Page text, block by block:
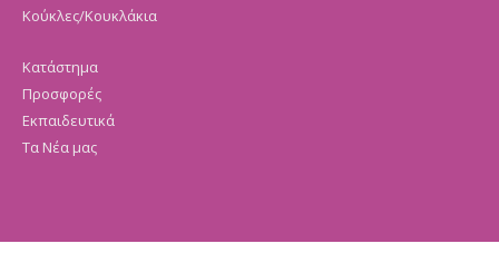
Κούκλες/Κουκλάκια
Κατάστημα
Προσφορές
Εκπαιδευτικά
Τα Νέα μας